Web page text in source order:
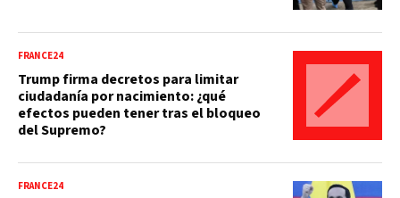
FRANCE24
Trump firma decretos para limitar
ciudadanía por nacimiento: ¿qué
efectos pueden tener tras el bloqueo
del Supremo?
FRANCE24